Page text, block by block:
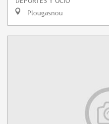
Plougasnou